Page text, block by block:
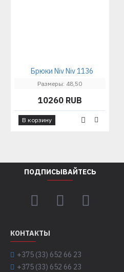
Размеры: 48,50
Брюки Niv Niv 1136
10260 RUB
В корзину
ПОДПИСЫВАЙТЕСЬ
КОНТАКТЫ
+375 (33) 652 66 23
+375 (33) 652 66 23